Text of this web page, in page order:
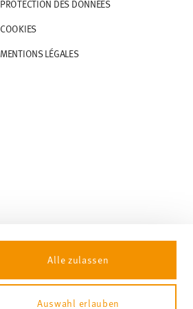
Alle zulassen
Auswahl erlauben
PROTECTION DES DONNÉES
COOKIES
MENTIONS LÉGALES